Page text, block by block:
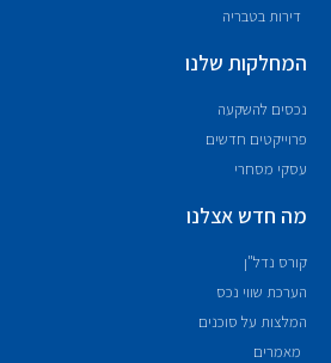
דירות בטבריה
המחלקות שלנו
נכסים להשקעה
פרוייקטים חדשים
עסקי מסחרי
מה חדש אצלנו
קורס נדל"ן
הערכת שווי נכס
המלצות על סוכנים
מאמרים